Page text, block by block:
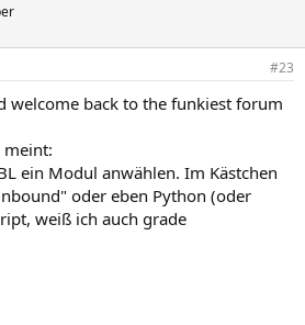
#23
welcome back to the funkiest forum
meint:
ein Modul anwählen. Im Kästchen
oder eben Python (oder
weiß ich auch grade